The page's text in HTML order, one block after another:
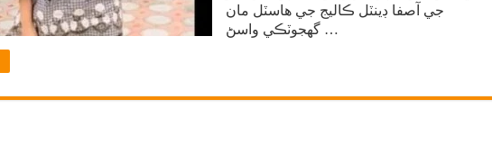
جي آصفا ڊينٽل ڪاليج جي هاسٽل مان
گهجوٽڪي واسڻ …